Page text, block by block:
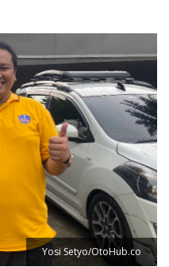
Yosi Setyo/OtoHub.co